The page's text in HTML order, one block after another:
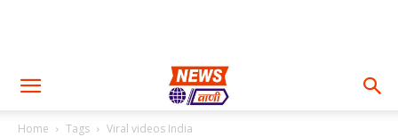
Home Tags Viral videos India